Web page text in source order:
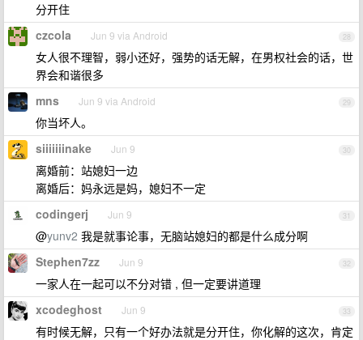
分开住
28
czcola Jun 9 via Android
女人很不理智，弱小还好，强势的话无解，在男权社会的话，世
界会和谐很多
29
mns Jun 9 via Android
你当坏人。
30
siiiiiiinake Jun 9
离婚前：站媳妇一边
离婚后：妈永远是妈，媳妇不一定
31
codingerj Jun 9
@yunv2 我是就事论事，无脑站媳妇的都是什么成分啊
32
Stephen7zz Jun 9
一家人在一起可以不分对错 , 但一定要讲道理
33
xcodeghost Jun 9
有时候无解，只有一个好办法就是分开住，你化解的这次，肯定